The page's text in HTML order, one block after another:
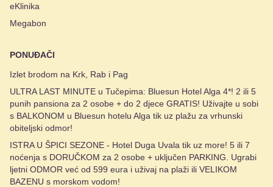
eKlinika
Megabon
PONUĐAČI
Izlet brodom na Krk, Rab i Pag
ULTRA LAST MINUTE u Tučepima: Bluesun Hotel Alga 4*! 2 ili 5
punih pansiona za 2 osobe + do 2 djece GRATIS! Uživajte u sobi
s BALKONOM u Bluesun hotelu Alga tik uz plažu za vrhunski
obiteljski odmor!
ISTRA U ŠPICI SEZONE - Hotel Duga Uvala tik uz more! 5 ili 7
noćenja s DORUČKOM za 2 osobe + uključen PARKING. Ugrabi
ljetni ODMOR već od 599 eura i uživaj na plaži ili VELIKOM
BAZENU s morskom vodom!